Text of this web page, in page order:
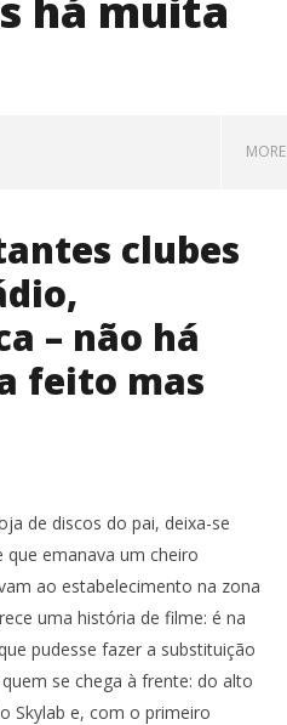
MORE
Ana
clubes
– não há
feito mas
de discos do pai, deixa-se
que emanava um cheiro
ao estabelecimento na zona
uma história de filme: é na
pudesse fazer a substituição
se chega à frente: do alto
Skylab e, com o primeiro